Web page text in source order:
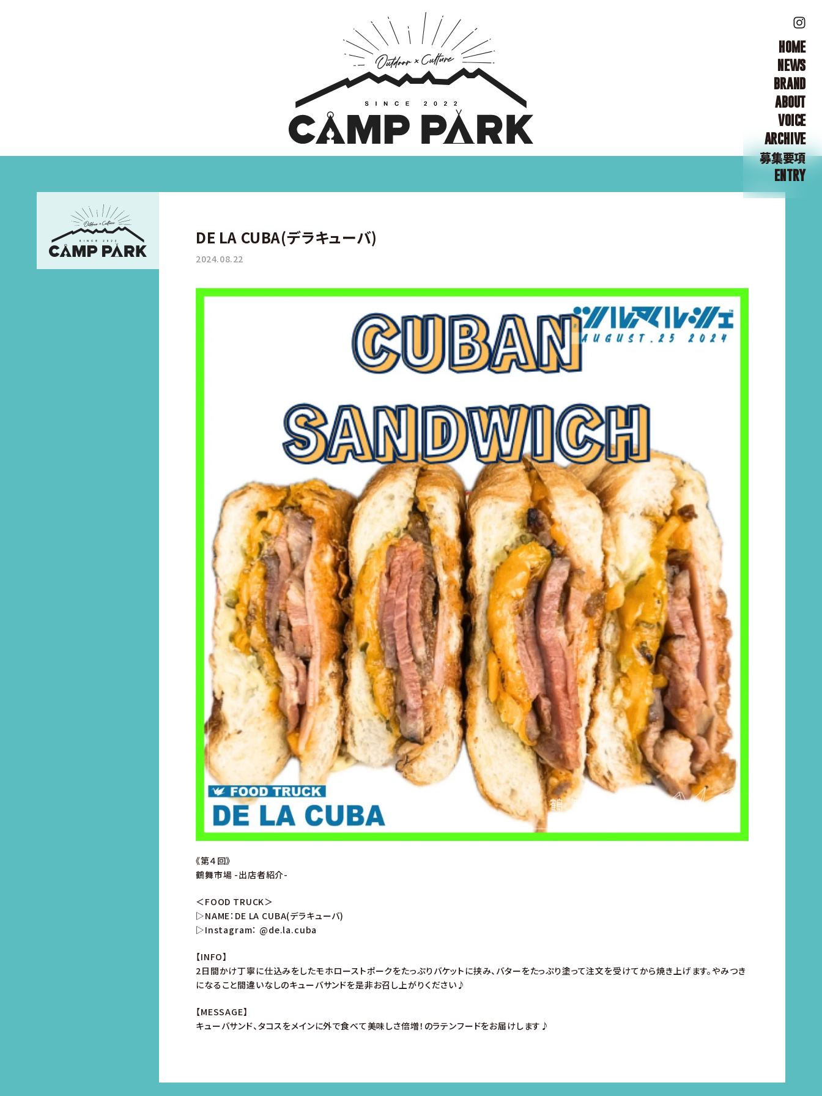
HOME
NEWS
BRAND
ABOUT
VOICE
ARCHIVE
募集要項
ENTRY
DE LA CUBA(デラキューバ)
2024.08.22
《第４回》
鶴舞市場 -出店者紹介-
＜FOOD TRUCK＞
▷NAME：DE LA CUBA(デラキューバ)
▷Instagram： @de.la.cuba
【INFO】
2日間かけ丁寧に仕込みをしたモホローストポークをたっぷりバケットに挟み、バターをたっぷり塗って注文を受けてから焼き上げます。やみつき
になること間違いなしのキューバサンドを是非お召し上がりください♪
【MESSAGE】
キューバサンド、タコスをメインに外で食べて美味しさ倍増！のラテンフードをお届けします♪